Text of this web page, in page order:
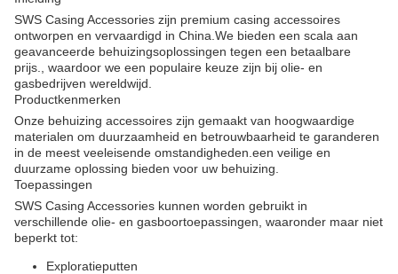
SWS Casing Accessories zijn premium casing accessoires
ontworpen en vervaardigd in China.We bieden een scala aan
geavanceerde behuizingsoplossingen tegen een betaalbare
prijs., waardoor we een populaire keuze zijn bij olie- en
gasbedrijven wereldwijd.
Productkenmerken
Onze behuizing accessoires zijn gemaakt van hoogwaardige
materialen om duurzaamheid en betrouwbaarheid te garanderen
in de meest veeleisende omstandigheden.een veilige en
duurzame oplossing bieden voor uw behuizing.
Toepassingen
SWS Casing Accessories kunnen worden gebruikt in
verschillende olie- en gasboortoepassingen, waaronder maar niet
beperkt tot:
Exploratieputten